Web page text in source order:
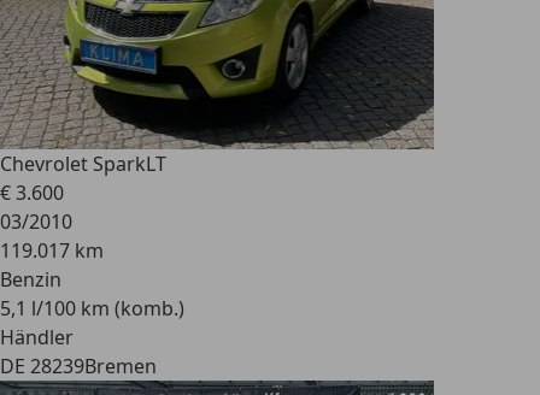
Chevrolet SparkLT
€ 3.600
03/2010
119.017 km
Benzin
5,1 l/100 km (komb.)
Händler
DE 28239Bremen